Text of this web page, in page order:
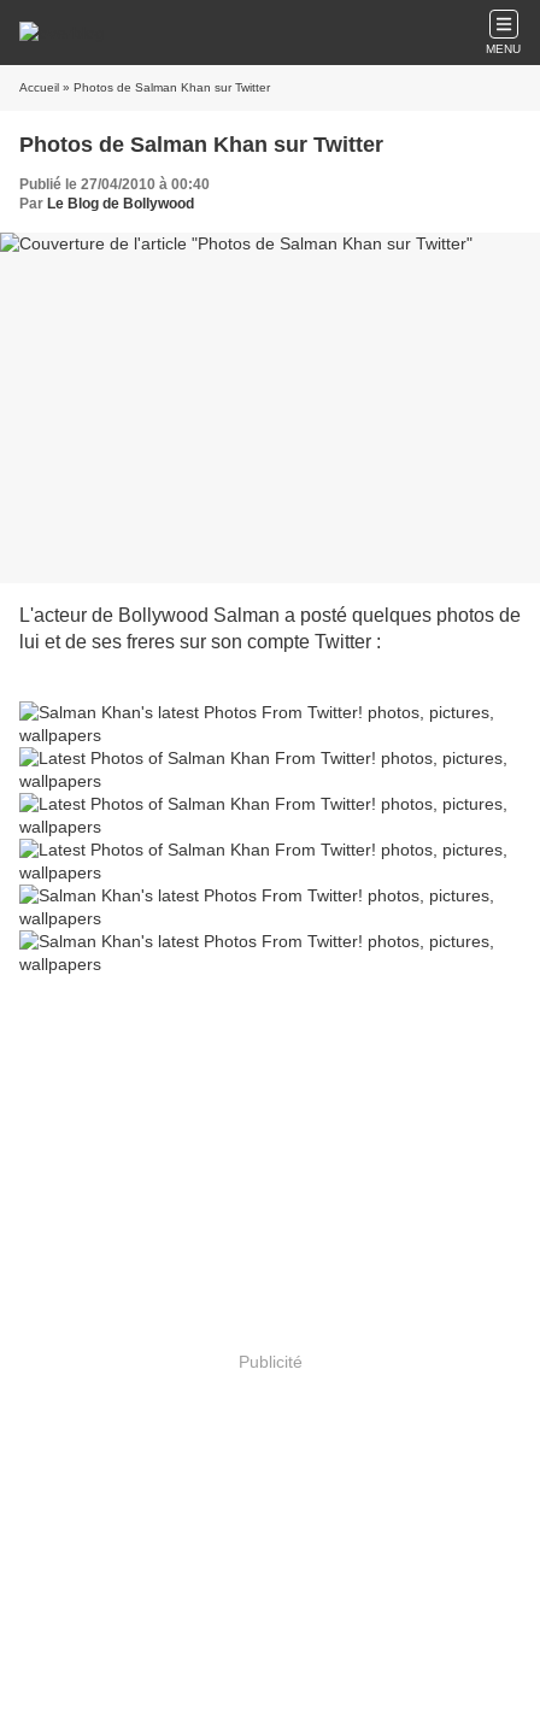
MENU
Accueil » Photos de Salman Khan sur Twitter
Photos de Salman Khan sur Twitter
Publié le 27/04/2010 à 00:40
Par Le Blog de Bollywood
L'acteur de Bollywood Salman a posté quelques photos de
lui et de ses freres sur son compte Twitter :
Publicité